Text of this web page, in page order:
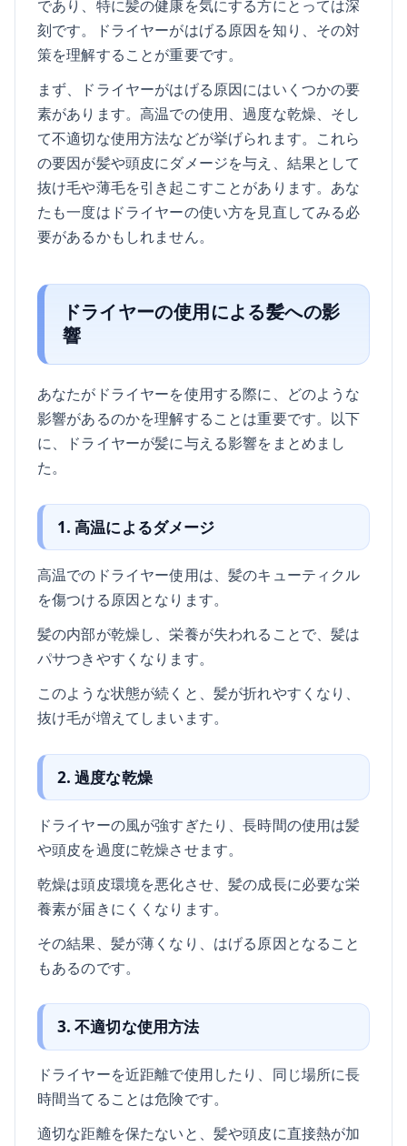
であり、特に髪の健康を気にする方にとっては深
刻です。ドライヤーがはげる原因を知り、その対
策を理解することが重要です。
まず、ドライヤーがはげる原因にはいくつかの要
素があります。高温での使用、過度な乾燥、そし
て不適切な使用方法などが挙げられます。これら
の要因が髪や頭皮にダメージを与え、結果として
抜け毛や薄毛を引き起こすことがあります。あな
たも一度はドライヤーの使い方を見直してみる必
要があるかもしれません。
ドライヤーの使用による髪への影
響
あなたがドライヤーを使用する際に、どのような
影響があるのかを理解することは重要です。以下
に、ドライヤーが髪に与える影響をまとめまし
た。
1. 高温によるダメージ
高温でのドライヤー使用は、髪のキューティクル
を傷つける原因となります。
髪の内部が乾燥し、栄養が失われることで、髪は
パサつきやすくなります。
このような状態が続くと、髪が折れやすくなり、
抜け毛が増えてしまいます。
2. 過度な乾燥
ドライヤーの風が強すぎたり、長時間の使用は髪
や頭皮を過度に乾燥させます。
乾燥は頭皮環境を悪化させ、髪の成長に必要な栄
養素が届きにくくなります。
その結果、髪が薄くなり、はげる原因となること
もあるのです。
3. 不適切な使用方法
ドライヤーを近距離で使用したり、同じ場所に長
時間当てることは危険です。
適切な距離を保たないと、髪や頭皮に直接熱が加